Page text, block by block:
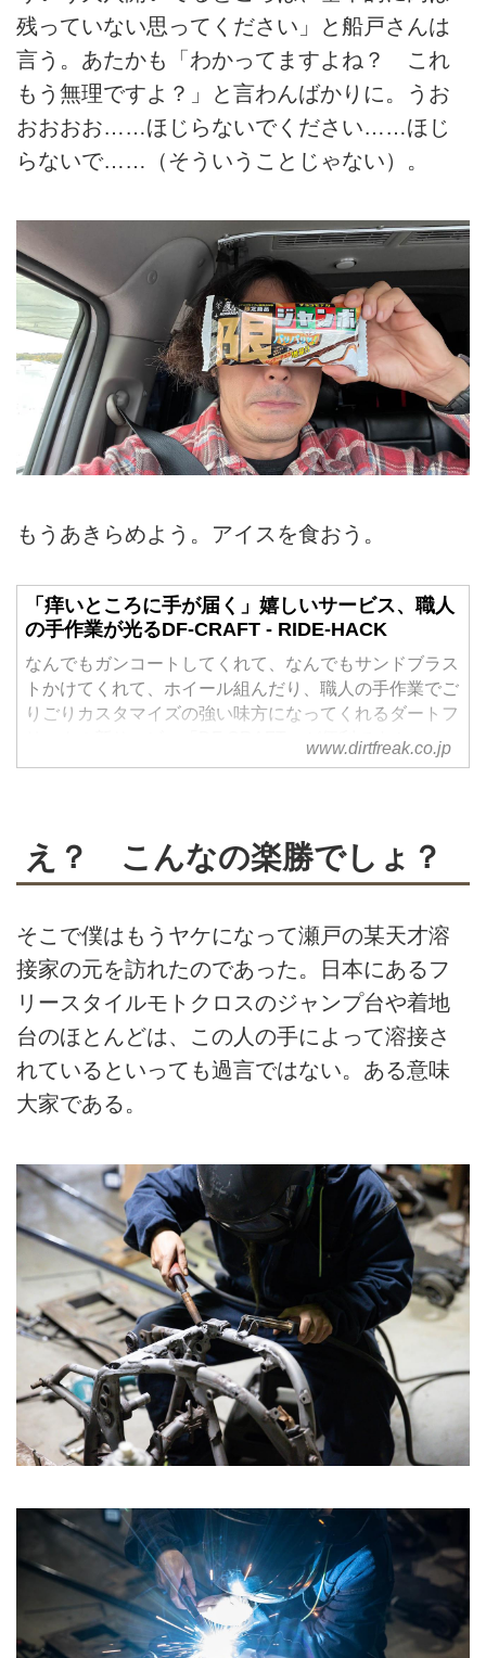
残っていない思ってください」と船戸さんは
言う。あたかも「わかってますよね？ これ
もう無理ですよ？」と言わんばかりに。うお
おおおお……ほじらないでください……ほじ
らないで……（そういうことじゃない）。
もうあきらめよう。アイスを食おう。
「痒いところに手が届く」嬉しいサービス、職人
の手作業が光るDF-CRAFT - RIDE-HACK
なんでもガンコートしてくれて、なんでもサンドブラス
トかけてくれて、ホイール組んだり、職人の手作業でご
りごりカスタマイズの強い味方になってくれるダートフ
リークの新サービス「DF CRAFT」が便利です！
www.dirtfreak.co.jp
え？ こんなの楽勝でしょ？
そこで僕はもうヤケになって瀬戸の某天才溶
接家の元を訪れたのであった。日本にあるフ
リースタイルモトクロスのジャンプ台や着地
台のほとんどは、この人の手によって溶接さ
れているといっても過言ではない。ある意味
大家である。